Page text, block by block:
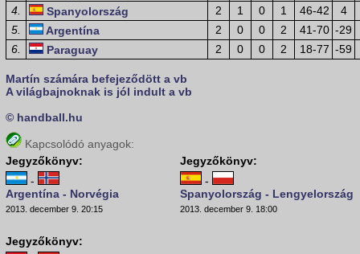
4.
Spanyolország 2 1 0 1 46-42
4
5.
Argentína 2 0 0 2 41-70 -29
6.
Paraguay 2 0 0 2 18-77 -59
Martín számára befejeződött a vb
A világbajnoknak is jól indult a vb
© handball.hu
Kapcsolódó anyagok:
Jegyzőkönyv:
-
Argentína - Norvégia
2013. december 9. 20:15
Jegyzőkönyv:
-
Spanyolország - Lengyelország
2013. december 9. 18:00
Jegyzőkönyv: